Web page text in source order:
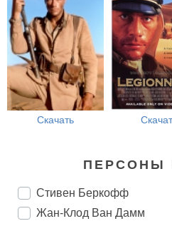
Скачать
ПЕРСОНЫ
Стивен Беркофф
Жан-Клод Ван Дамм